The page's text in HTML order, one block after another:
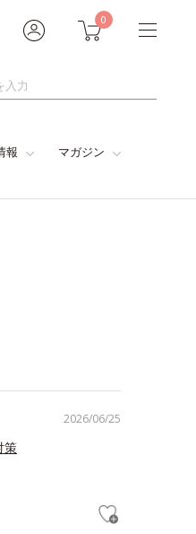
0
報 マガジン
2026/06/25
策